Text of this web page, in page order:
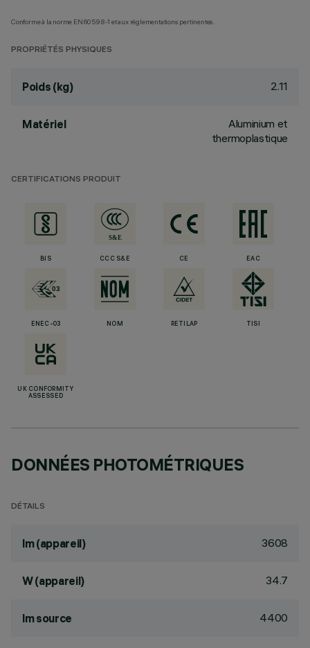
Conforme à la norme EN60598-1 et aux réglementations pertinentes.
PROPRIÉTÉS PHYSIQUES
Poids (kg) 2.11
Matériel
Aluminium et
thermoplastique
CERTIFICATIONS PRODUIT
BIS CCC S&E CE EAC
ENEC-03 NOM RETILAP TISI
UK CONFORMITY
ASSESSED
DONNÉES PHOTOMÉTRIQUES
DÉTAILS
lm (appareil) 3608
W (appareil) 34.7
lm source 4400